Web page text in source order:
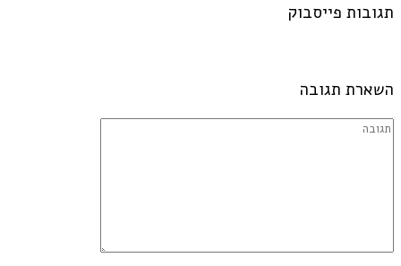
תגובות פייסבוק
השארת תגובה